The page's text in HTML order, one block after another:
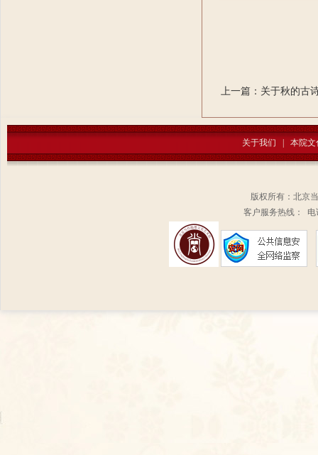
上一篇：关于秋的古
关于我们 本院文
版权所有：北京
客户服务热线： 电